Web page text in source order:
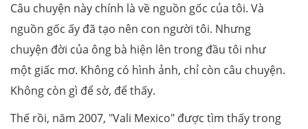
Câu chuyện này chính là về nguồn gốc của tôi. Và
nguồn gốc ấy đã tạo nên con người tôi. Nhưng
chuyện đời của ông bà hiện lên trong đầu tôi như
một giấc mơ. Không có hình ảnh, chỉ còn câu chuyện.
Không còn gì để sờ, để thấy.
Thế rồi, năm 2007, "Vali Mexico" được tìm thấy trong